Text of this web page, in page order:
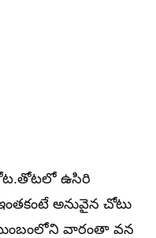
తోట.తోటలో ఉసిరి
అనువైన చోటు
వారంతా వన